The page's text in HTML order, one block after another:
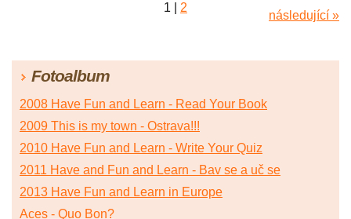
1 2
následující »
Fotoalbum
2008 Have Fun and Learn - Read Your Book
2009 This is my town - Ostrava!!!
2010 Have Fun and Learn - Write Your Quiz
2011 Have and Fun and Learn - Bav se a uč se
2013 Have Fun and Learn in Europe
Aces - Quo Bon?